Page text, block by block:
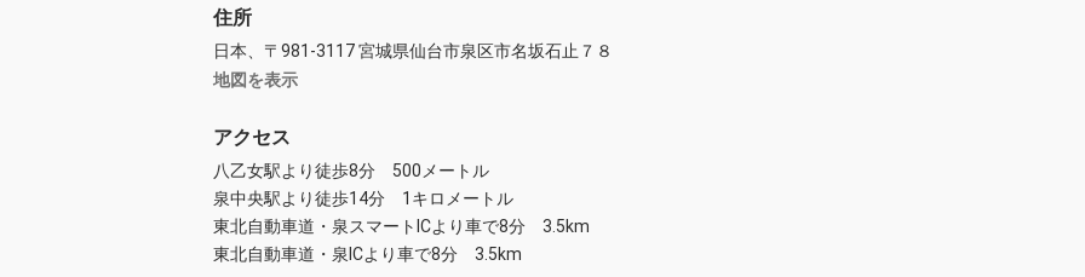
住所
日本、〒981-3117 宮城県仙台市泉区市名坂石止７８
地図を表示
アクセス
八乙女駅より徒歩8分 500メートル
泉中央駅より徒歩14分 1キロメートル
東北自動車道・泉スマートICより車で8分 3.5km
東北自動車道・泉ICより車で8分 3.5km